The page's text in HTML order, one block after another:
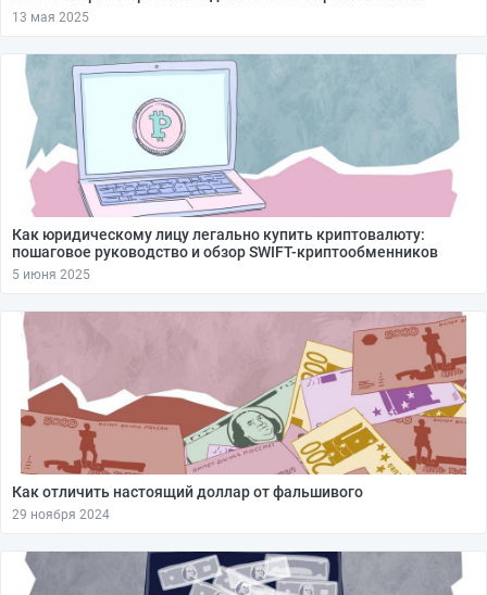
13 мая 2025
Как юридическому лицу легально купить криптовалюту:
пошаговое руководство и обзор SWIFT-криптообменников
5 июня 2025
Как отличить настоящий доллар от фальшивого
29 ноября 2024